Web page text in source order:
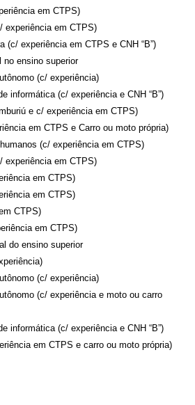
em CTPS)
experiência em CTPS)
(c/ experiência em CTPS e CNH “B”)
no ensino superior
(c/ experiência)
informática (c/ experiência e CNH “B”)
e c/ experiência em CTPS)
em CTPS e Carro ou moto própria)
(c/ experiência em CTPS)
experiência em CTPS)
em CTPS)
em CTPS)
CTPS)
em CTPS)
do ensino superior
(c/ experiência)
(c/ experiência e moto ou carro
informática (c/ experiência e CNH “B”)
em CTPS e carro ou moto própria)